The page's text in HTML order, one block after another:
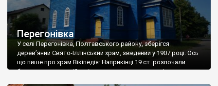
Перегонівка
У селі Перегонівка, Полтавського району, зберігся
дерев’яний Свято-Іллінський храм, зведений у 1907 році. Ось
що пише про храм Вікіпедія: Наприкінці 19 ст. розпочали
будувати храм російські солдати, що жили в селі на